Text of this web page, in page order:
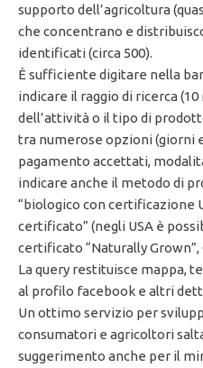
supporto dell’agricoltura
che concentrano e
identificati (circa 500).
È sufficiente digitare nella
indicare il raggio di ricerca
dell’attività o il tipo di
tra numerose opzioni (giorni
pagamento accettati,
indicare anche il metodo di
“biologico con certificazione
certificato” (negli USA è
certificato “Naturally
La query restituisce mappa,
al profilo facebook e altri
Un ottimo servizio per
consumatori e agricoltori
suggerimento anche per il